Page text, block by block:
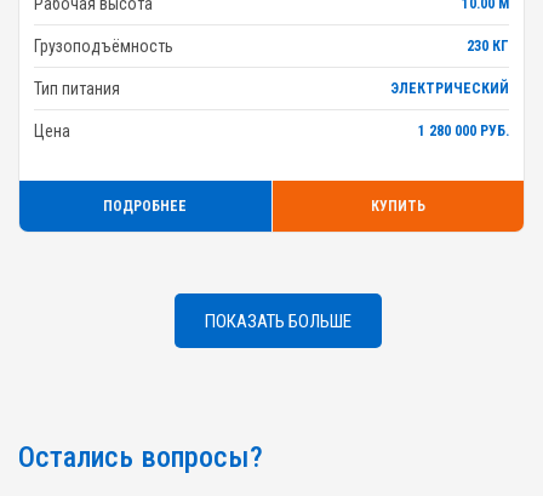
10.00 М
Грузоподъёмность 230 КГ
Тип питания ЭЛЕКТРИЧЕСКИЙ
Цена 1 280 000 РУБ.
ПОДРОБНЕЕ КУПИТЬ
ПОКАЗАТЬ БОЛЬШЕ
Остались вопросы?